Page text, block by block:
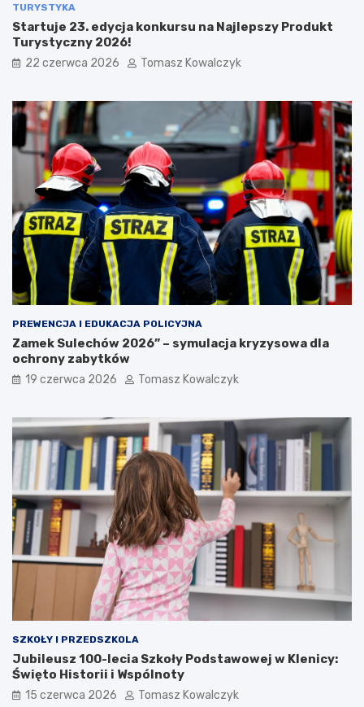
TURYSTYKA
Startuje 23. edycja konkursu na Najlepszy Produkt
Turystyczny 2026!
22 czerwca 2026 Tomasz Kowalczyk
PREWENCJA I EDUKACJA POLICYJNA
Zamek Sulechów 2026” – symulacja kryzysowa dla
ochrony zabytków
19 czerwca 2026 Tomasz Kowalczyk
SZKOŁY I PRZEDSZKOLA
Jubileusz 100-lecia Szkoły Podstawowej w Klenicy:
Święto Historii i Wspólnoty
15 czerwca 2026 Tomasz Kowalczyk